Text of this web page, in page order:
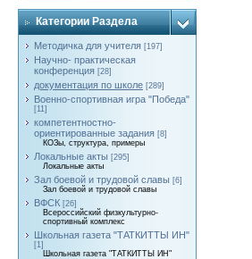
Категории Раздела
Методичка для учителя [197]
Научно- практическая
конференция [28]
документация по школе [289]
Военно-спортивная игра "Победа"
[11]
компетентностно-
ориентированные задания [8]
КОЗы, структура, примеры
Локальные акты [295]
Локальные акты
Зал боевой и трудовой славы [6]
Зал боевой и трудовой славы
ВФСК [26]
Всероссийский физкультурно-
спортивный комплекс
Школьная газета "ТАТКИТТЫ ИН"
[1]
Школьная газета "ТАТКИТТЫ ИН"